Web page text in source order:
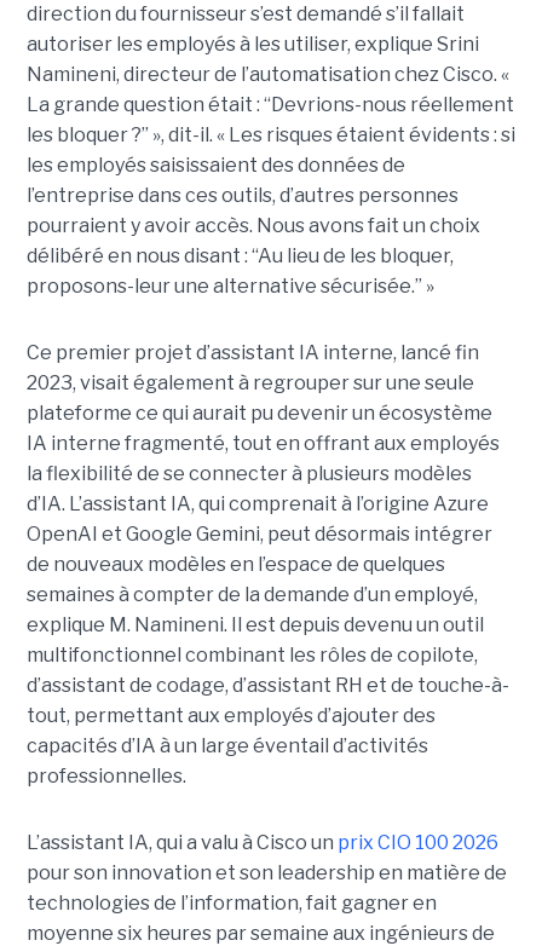
direction du fournisseur s’est demandé s’il fallait
autoriser les employés à les utiliser, explique Srini
Namineni, directeur de l’automatisation chez Cisco. «
La grande question était : “Devrions-nous réellement
les bloquer ?” », dit-il. « Les risques étaient évidents : si
les employés saisissaient des données de
l’entreprise dans ces outils, d’autres personnes
pourraient y avoir accès. Nous avons fait un choix
délibéré en nous disant : “Au lieu de les bloquer,
proposons-leur une alternative sécurisée.” »
Ce premier projet d’assistant IA interne, lancé fin
2023, visait également à regrouper sur une seule
plateforme ce qui aurait pu devenir un écosystème
IA interne fragmenté, tout en offrant aux employés
la flexibilité de se connecter à plusieurs modèles
d’IA. L’assistant IA, qui comprenait à l’origine Azure
OpenAI et Google Gemini, peut désormais intégrer
de nouveaux modèles en l’espace de quelques
semaines à compter de la demande d’un employé,
explique M. Namineni. Il est depuis devenu un outil
multifonctionnel combinant les rôles de copilote,
d’assistant de codage, d’assistant RH et de touche-à-
tout, permettant aux employés d’ajouter des
capacités d’IA à un large éventail d’activités
professionnelles.
L’assistant IA, qui a valu à Cisco un prix CIO 100 2026
pour son innovation et son leadership en matière de
technologies de l’information, fait gagner en
moyenne six heures par semaine aux ingénieurs de